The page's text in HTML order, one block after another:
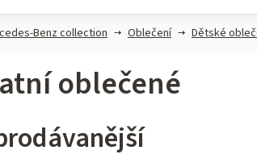
Benz collection Oblečení Dětské
oblečené